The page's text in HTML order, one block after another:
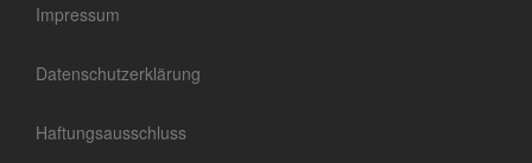
Impressum
Datenschutzerklärung
Haftungsausschluss